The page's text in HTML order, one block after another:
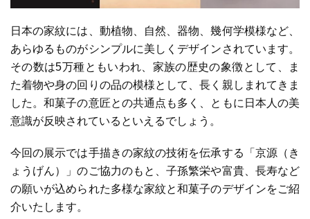
日本の家紋には、動植物、自然、器物、幾何学模様など、
あらゆるものがシンプルに美しくデザインされています。
その数は5万種ともいわれ、家族の歴史の象徴として、ま
た着物や身の回りの品の模様として、長く親しまれてきま
した。和菓子の意匠との共通点も多く、ともに日本人の美
意識が反映されているといえるでしょう。
今回の展示では手描きの家紋の技術を伝承する「京源（き
ょうげん）」のご協力のもと、子孫繁栄や富貴、長寿など
の願いが込められた多様な家紋と和菓子のデザインをご紹
介いたします。